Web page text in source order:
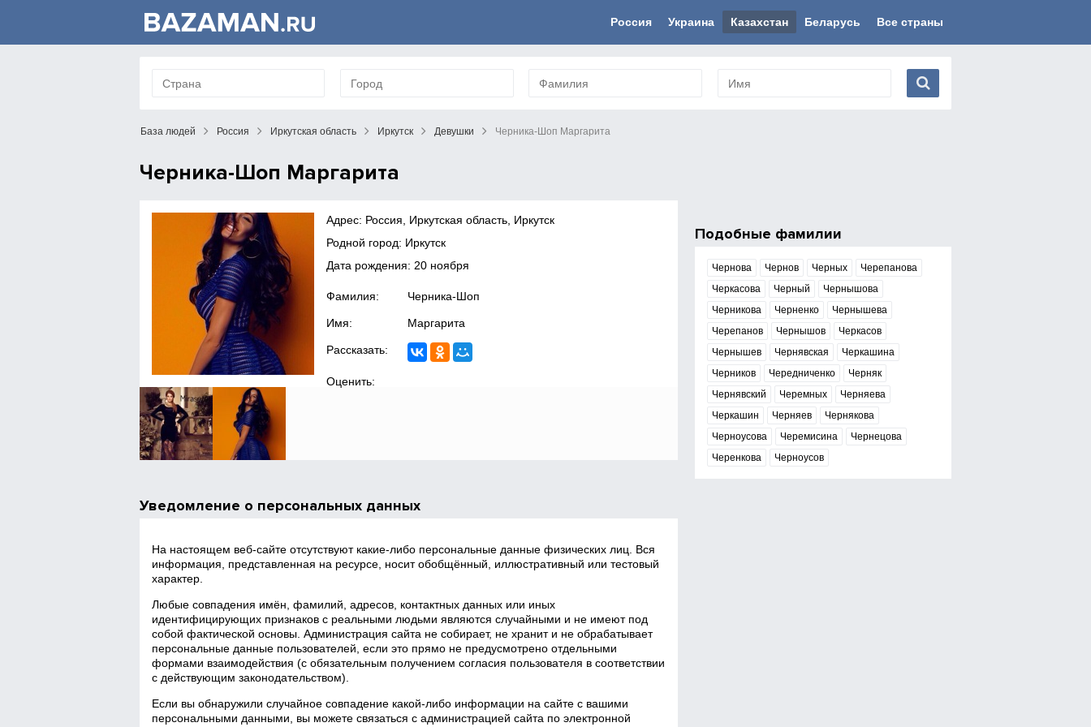
Россия Украина Казахстан Беларусь Все страны
База людей Россия Иркутская область Иркутск Девушки Черника-Шоп Маргарита
Черника-Шоп Маргарита
Адрес: Россия, Иркутская область, Иркутск
Родной город: Иркутск
Дата рождения: 20 ноября
Фамилия: Черника-Шоп
Имя: Маргарита
Рассказать:
Оценить:
Уведомление о персональных данных
На настоящем веб‑сайте отсутствуют какие‑либо персональные данные физических лиц. Вся
информация, представленная на ресурсе, носит обобщённый, иллюстративный или тестовый
характер.
Любые совпадения имён, фамилий, адресов, контактных данных или иных
идентифицирующих признаков с реальными людьми являются случайными и не имеют под
собой фактической основы. Администрация сайта не собирает, не хранит и не обрабатывает
персональные данные пользователей, если это прямо не предусмотрено отдельными
формами взаимодействия (с обязательным получением согласия пользователя в соответствии
с действующим законодательством).
Если вы обнаружили случайное совпадение какой‑либо информации на сайте с вашими
персональными данными, вы можете связаться с администрацией сайта по электронной
Подобные фамилии
Чернова Чернов Черных
Черепанова
Черкасова
Черный
Чернышова
Черникова
Черненко
Чернышева
Черепанов
Чернышов
Черкасов
Чернышев
Чернявская
Черкашина
Черников
Чередниченко
Черняк
Чернявский
Черемных
Черняева
Черкашин
Черняев
Чернякова
Черноусова
Черемисина
Чернецова
Черенкова
Черноусов